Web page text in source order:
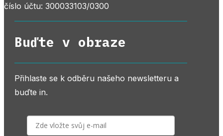
číslo účtu: 300033103/0300
Buďte v obraze
Přihlaste se k odběru našeho newsletteru a
buďte in.